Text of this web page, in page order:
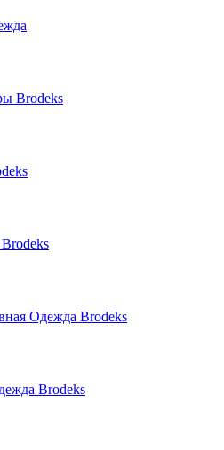
Brodeks
Одежда Brodeks
Brodeks